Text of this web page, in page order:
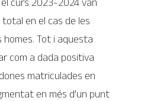
en el cas de les
homes. Tot i aquesta
com a dada positiva
matriculades en
en més d’un punt